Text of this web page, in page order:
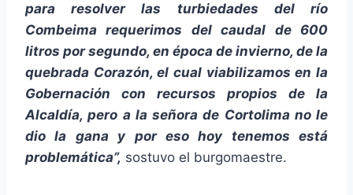
e
a
u
d
i
o
para resolver las turbiedades del río
Combeima requerimos del caudal de 600
litros por segundo, en época de invierno, de la
quebrada Corazón, el cual viabilizamos en la
Gobernación con recursos propios de la
Alcaldía, pero a la señora de Cortolima no le
dio la gana y por eso hoy tenemos está
problemática”, sostuvo el burgomaestre.